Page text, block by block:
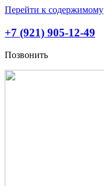
Перейти к содержимому
+7 (921) 905-12-49
Позвонить